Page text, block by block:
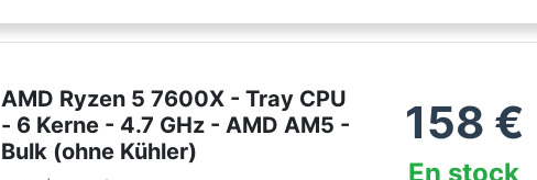
AMD Ryzen 5 7600X - Tray CPU
- 6 Kerne - 4.7 GHz - AMD AM5 -
Bulk (ohne Kühler)
158 €
En stock